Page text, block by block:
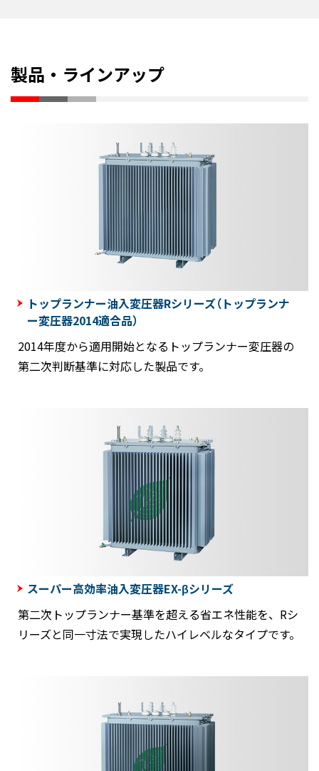
製品・ラインアップ
トップランナー油入変圧器Rシリーズ（トップランナ
ー変圧器2014適合品）
2014年度から適用開始となるトップランナー変圧器の
第二次判断基準に対応した製品です。
スーパー高効率油入変圧器EX-βシリーズ
第二次トップランナー基準を超える省エネ性能を、Rシ
リーズと同一寸法で実現したハイレベルなタイプです。